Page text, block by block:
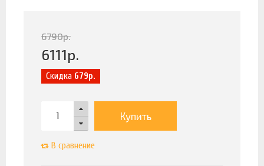
6790р.
6111р.
Скидка 679р.
Купить
В сравнение